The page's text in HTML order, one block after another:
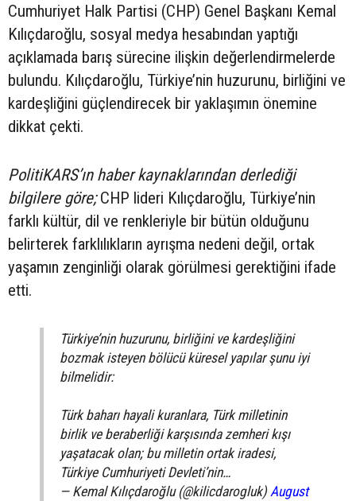
Cumhuriyet Halk Partisi (CHP) Genel Başkanı Kemal
Kılıçdaroğlu, sosyal medya hesabından yaptığı
açıklamada barış sürecine ilişkin değerlendirmelerde
bulundu. Kılıçdaroğlu, Türkiye’nin huzurunu, birliğini ve
kardeşliğini güçlendirecek bir yaklaşımın önemine
dikkat çekti.
PolitiKARS’ın haber kaynaklarından derlediği
bilgilere göre;CHP lideri Kılıçdaroğlu, Türkiye’nin
farklı kültür, dil ve renkleriyle bir bütün olduğunu
belirterek farklılıkların ayrışma nedeni değil, ortak
yaşamın zenginliği olarak görülmesi gerektiğini ifade
etti.
Türkiye’nin huzurunu, birliğini ve kardeşliğini
bozmak isteyen bölücü küresel yapılar şunu iyi
bilmelidir:
Türk baharı hayali kuranlara, Türk milletinin
birlik ve beraberliği karşısında zemheri kışı
yaşatacak olan; bu milletin ortak iradesi,
Türkiye Cumhuriyeti Devleti’nin…
— Kemal Kılıçdaroğlu (@kilicdarogluk) August